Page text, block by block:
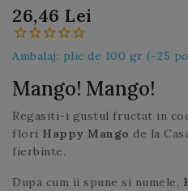
26,46 Lei
Ambalaj: plic de 100 gr (~25
Mango! Mango!
Regasiti-i gustul fructat in
flori Happy Mango de la
fierbinte.
Dupa cum ii spune si numele,